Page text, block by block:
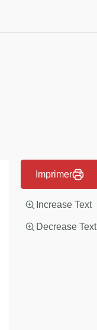
Imprimer
Increase Text
Decrease Text